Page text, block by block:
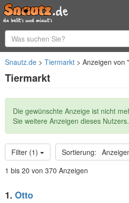
Snautz.de Tiermarkt Anzeigen von
Tiermarkt
Statusmeldung
Die gewünschte Anzeige ist nicht
Sie weitere Anzeigen dieses Nutzers.
Filter (1)
1 bis 20 von 370 Anzeigen
1. Otto